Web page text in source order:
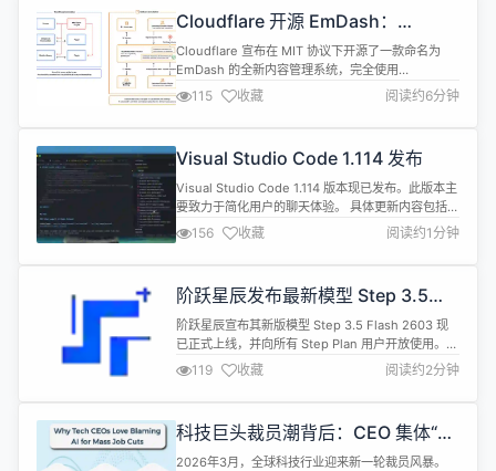
模...
Cloudflare 开源 EmDash：
WordPress 的精神继任者
Cloudflare 宣布在 MIT 协议下开源了一款命名为
EmDash 的全新内容管理系统，完全使用
TypeScript 编写，采用无服务器架构，但用户可以
将其运行在自己的硬件或所选择的任何平台上。“我
们认为它是 WordPress 的精神继任者”。 EmDash
使用任何 WordPress 代...
115 收藏 阅读约6分钟
Visual Studio Code 1.114 发布
Visual Studio Code 1.114 版本现已发布。此版本主
要致力于简化用户的聊天体验。 具体更新内容包括：
视频预览：在聊天附件的图片轮播和 Explorer
context 菜单中预览视频。 复制聊天回复：复制
final Markdown 聊天回复以便轻松分享。 聊天故障
定义问题。 简...
156 收藏 阅读约1分钟
阶跃星辰发布最新模型 Step 3.5
Flash 2603，提升推理效率与灵活
性
阶跃星辰宣布其新版模型 Step 3.5 Flash 2603 现
已正式上线，并向所有 Step Plan 用户开放使用。该
模型是 Step 3.5 Flash 的优化版本，在延续原有高
响应速度与低成本优势的同时，致力于进一步提升用
户体验。 本次更新主要带来两大核心改进。其一，新
关场景下的 Token 消耗，并...
119 收藏 阅读约2分钟
科技巨头裁员潮背后：CEO 集体“甩
锅”AI
2026年3月，全球科技行业迎来新一轮裁员风暴。